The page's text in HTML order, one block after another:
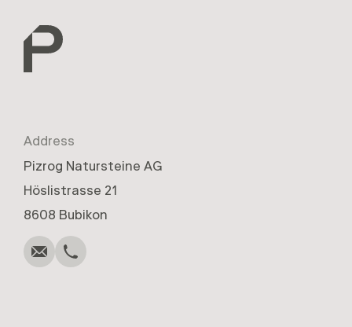
Address
Pizrog Natursteine AG
Höslistrasse 21
8608 Bubikon
SchreibenKopieren
AnrufenKopieren